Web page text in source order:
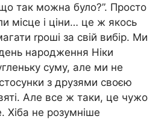
так можна було?”. Просто
місце і ціни… це ж якось
rроші за свій вибір. Ми
народження Ніки
суму, але ми не
стосунки з друзями своєю
Але все ж таки, це чужо
Хіба не розумніше